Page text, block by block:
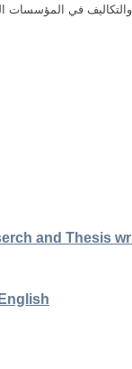
and Thesis